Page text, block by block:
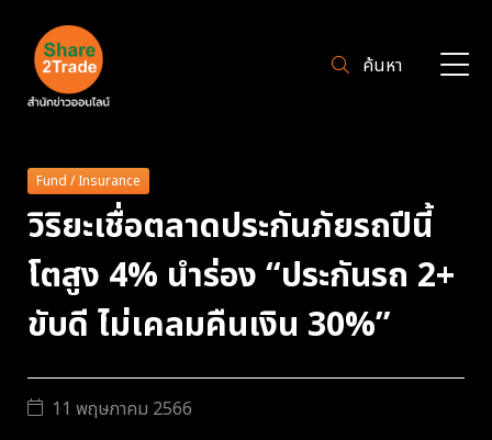
ค้นหา
Fund / Insurance
วิริยะเชื่อตลาดประกันภัยรถปีนี้
โตสูง 4% นำร่อง “ประกันรถ 2+
ขับดี ไม่เคลมคืนเงิน 30%”
11 พฤษภาคม 2566